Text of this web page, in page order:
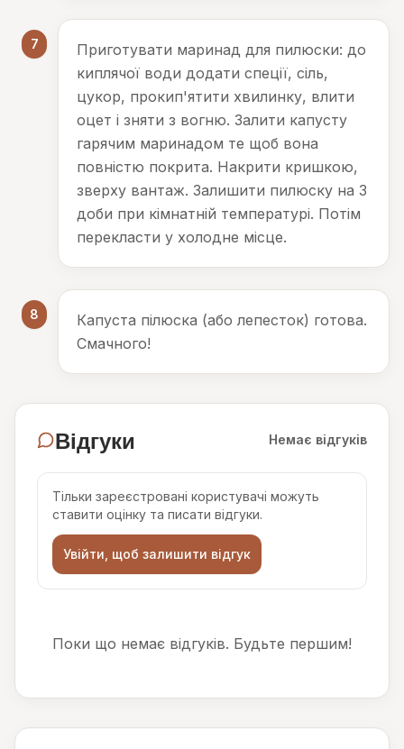
7
Приготувати маринад для пилюски: до
киплячої води додати спеції, сіль,
цукор, прокип'ятити хвилинку, влити
оцет і зняти з вогню. Залити капусту
гарячим маринадом те щоб вона
повністю покрита. Накрити кришкою,
зверху вантаж. Залишити пилюску на 3
доби при кімнатній температурі. Потім
перекласти у холодне місце.
8
Капуста пілюска (або лепесток) готова.
Смачного!
Відгуки Немає відгуків
Тільки зареєстровані користувачі можуть
ставити оцінку та писати відгуки.
Увійти, щоб залишити відгук
Поки що немає відгуків. Будьте першим!